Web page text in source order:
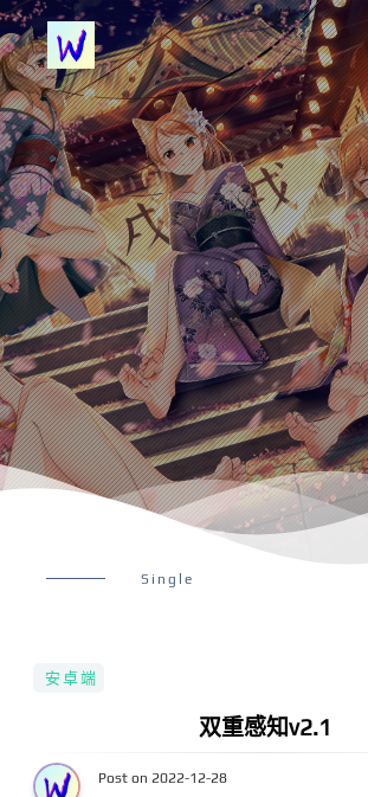
Single
安卓端
双重感知v2.1
Post on 2022-12-28